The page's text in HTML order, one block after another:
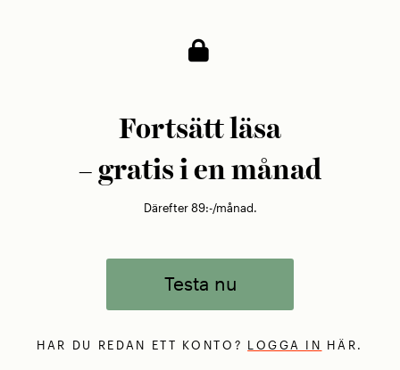
Fortsätt läsa
– gratis i en månad
Därefter 89:-/månad.
Testa nu
HAR DU REDAN ETT KONTO? LOGGA IN HÄR.